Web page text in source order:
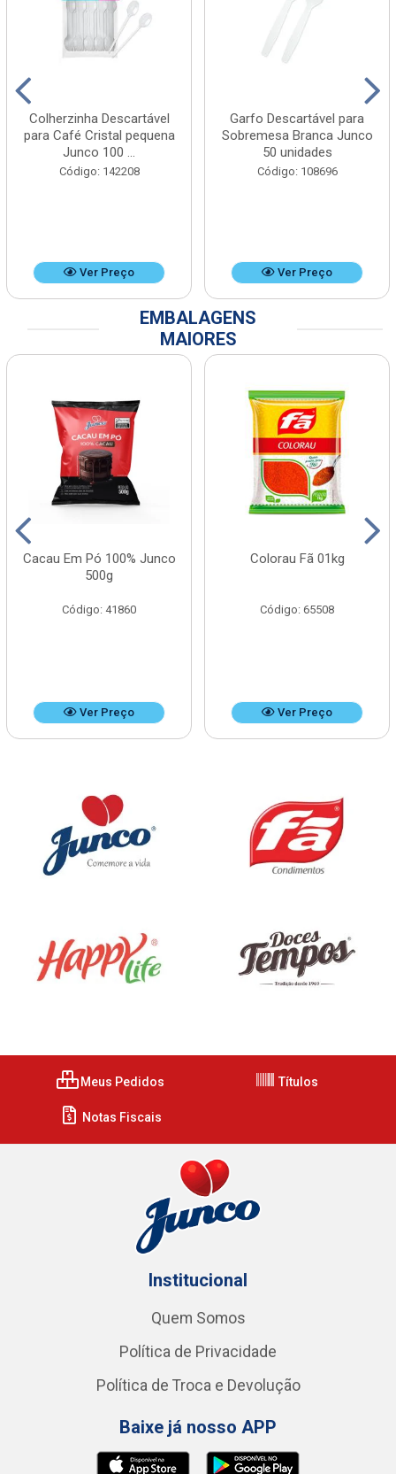
Colherzinha Descartável
para Café Cristal pequena
Junco 100 ...
Código: 142208
Ver Preço
Garfo Descartável para
Sobremesa Branca Junco
50 unidades
Código: 108696
Ver Preço
EMBALAGENS
MAIORES
Cacau Em Pó 100% Junco
500g
Código: 41860
Ver Preço
Colorau Fã 01kg
Código: 65508
Ver Preço
Meus Pedidos Títulos
Notas Fiscais
Institucional
Quem Somos
Política de Privacidade
Política de Troca e Devolução
Baixe já nosso APP